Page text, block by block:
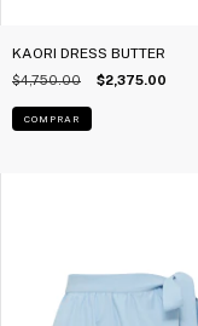
KAORI DRESS BUTTER
$4,750.00 $2,375.00
COMPRAR